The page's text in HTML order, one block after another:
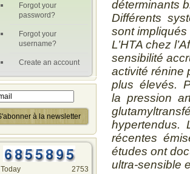
Forgot your
password?
Forgot your
username?
Create an account
Today
2753
déterminants
Différents
sont
L’HTA chez
sensibilité
activité
plus élevés.
la pression
hypertendus.
récentes
études ont
ultra-sensible